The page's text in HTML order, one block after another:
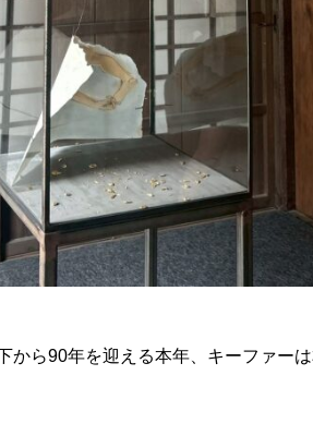
から90年を迎える本年、キーファー